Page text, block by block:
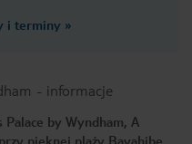
i terminy »
- informacje
by Wyndham, A
pięknej plaży Bayahibe.